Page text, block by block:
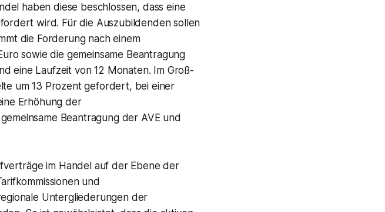
haben diese beschlossen, dass eine
wird. Für die Auszubildenden sollen
die Forderung nach einem
sowie die gemeinsame Beantragung
eine Laufzeit von 12 Monaten. Im Groß-
um 13 Prozent gefordert, bei einer
Erhöhung der
Beantragung der AVE und
im Handel auf der Ebene der
und
Untergliederungen der